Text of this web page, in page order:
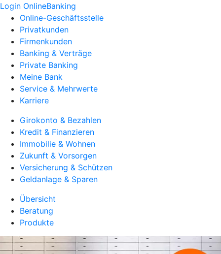
Login OnlineBanking
Online-Geschäftsstelle
Privatkunden
Firmenkunden
Banking & Verträge
Private Banking
Meine Bank
Service & Mehrwerte
Karriere
Girokonto & Bezahlen
Kredit & Finanzieren
Immobilie & Wohnen
Zukunft & Vorsorgen
Versicherung & Schützen
Geldanlage & Sparen
Übersicht
Beratung
Produkte